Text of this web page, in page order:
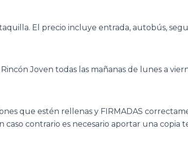
El precio incluye entrada, autobús,
Joven todas las mañanas de lunes a
que estén rellenas y FIRMADAS
caso contrario es necesario aportar una copia